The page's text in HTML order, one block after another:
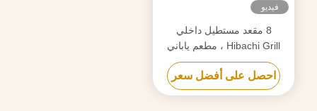
فيديو
8 مقعد مستطيل داخلي
Hibachi Grill ، مطعم ياباني
شواء على الطاولة
احصل على أفضل سعر